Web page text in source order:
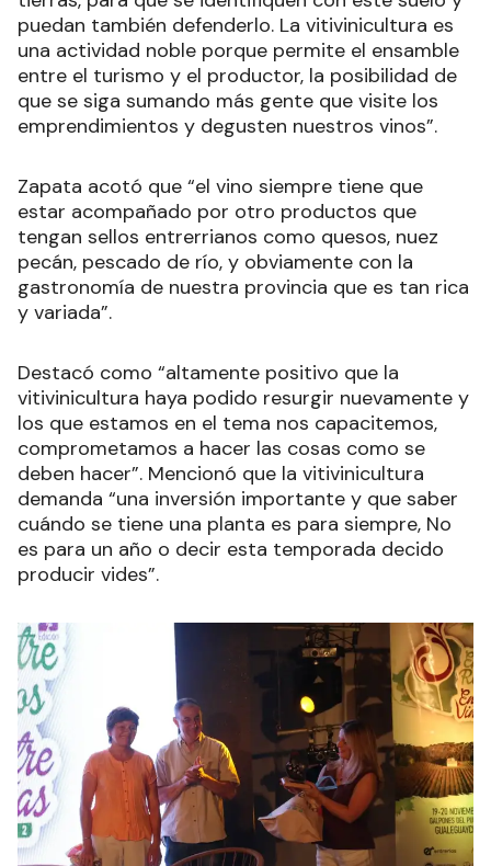
puedan también defenderlo. La vitivinicultura es
una actividad noble porque permite el ensamble
entre el turismo y el productor, la posibilidad de
que se siga sumando más gente que visite los
emprendimientos y degusten nuestros vinos”.
Zapata acotó que “el vino siempre tiene que
estar acompañado por otro productos que
tengan sellos entrerrianos como quesos, nuez
pecán, pescado de río, y obviamente con la
gastronomía de nuestra provincia que es tan rica
y variada”.
Destacó como “altamente positivo que la
vitivinicultura haya podido resurgir nuevamente y
los que estamos en el tema nos capacitemos,
comprometamos a hacer las cosas como se
deben hacer”. Mencionó que la vitivinicultura
demanda “una inversión importante y que saber
cuándo se tiene una planta es para siempre, No
es para un año o decir esta temporada decido
producir vides”.